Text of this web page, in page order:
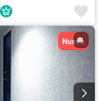
Nuevo